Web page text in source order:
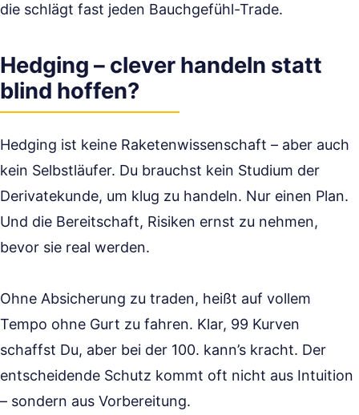
die schlägt fast jeden Bauchgefühl-Trade.
Hedging – clever handeln statt
blind hoffen?
Hedging ist keine Raketenwissenschaft – aber auch
kein Selbstläufer. Du brauchst kein Studium der
Derivatekunde, um klug zu handeln. Nur einen Plan.
Und die Bereitschaft, Risiken ernst zu nehmen,
bevor sie real werden.
Ohne Absicherung zu traden, heißt auf vollem
Tempo ohne Gurt zu fahren. Klar, 99 Kurven
schaffst Du, aber bei der 100. kann’s kracht. Der
entscheidende Schutz kommt oft nicht aus Intuition
– sondern aus Vorbereitung.